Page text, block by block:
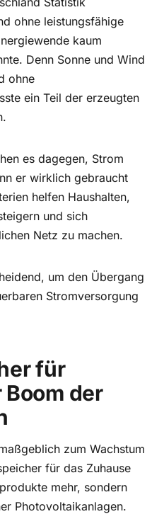
ohne leistungsfähige
kaum
Denn Sonne und Wind
ohne
ein Teil der erzeugten
es dagegen, Strom
er wirklich gebraucht
helfen Haushalten,
und sich
Netz zu machen.
um den Übergang
Stromversorgung
für
der
zum Wachstum
für das Zuhause
mehr, sondern
Photovoltaikanlagen.